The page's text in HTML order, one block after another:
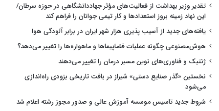
تقدیر وزیر بهداشت از فعالیت‌های مؤثر جهاددانشگاهی در حوزه سرطان/
این نهاد زمینه بروز استعدادها و کار تیمی جوانان را فراهم کند
یافته‌های جدید از آسیب پذیری هزار شهر ایران در برابر آلودگی هوا
هوش‌مصنوعی چگونه عملیات فضاپیماها و ماهواره‌ها را تغییر می‌دهد؟
ژنتیک و فناوری‌های نوین مسیر درمان را تغییر می‌دهند
نخستین «گذر صنایع دستی» شیراز در بافت تاریخی بزودی راه‌اندازی
می‌شود
شروط جدید تاسیس موسسه آموزش عالی و صدور مجوز رشته اعلام شد